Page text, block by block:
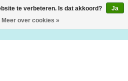
te verbeteren. Is dat akkoord?
Ja
Meer over cookies »